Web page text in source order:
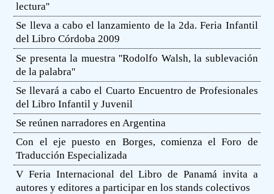
lectura''
Se lleva a cabo el lanzamiento de la 2da. Feria Infantil
del Libro Córdoba 2009
Se presenta la muestra ''Rodolfo Walsh, la sublevación
de la palabra''
Se llevará a cabo el Cuarto Encuentro de Profesionales
del Libro Infantil y Juvenil
Se reúnen narradores en Argentina
Con el eje puesto en Borges, comienza el Foro de
Traducción Especializada
V Feria Internacional del Libro de Panamá invita a
autores y editores a participar en los stands colectivos